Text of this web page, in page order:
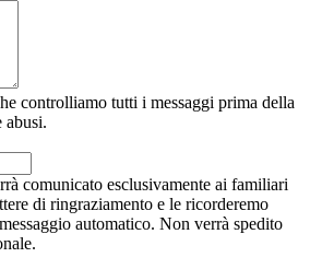
controlliamo tutti i messaggi prima della
abusi.
comunicato esclusivamente ai familiari
di ringraziamento e le ricorderemo
automatico. Non verrà spedito